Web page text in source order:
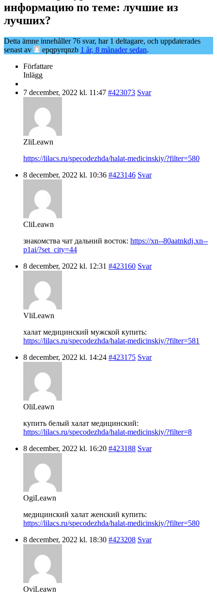
информацию по теме: лучшие из
лучших?
Detta ämne innehåller 76 svar, har 1 deltagare, och uppdaterades
senast av
epqpyrqnzb 1 år, 8 månader sedan.
Författare
Inlägg
7 december, 2022 kl. 11:47 #423073 Svar
ZliLeawn
https://lilacs.ru/specodezhda/halat-medicinskiy/?filter=580
8 december, 2022 kl. 10:36 #423146 Svar
CliLeawn
знакомства чат дальний восток: https://xn--80aatnkdj.xn--
p1ai/?set_city=44
8 december, 2022 kl. 12:31 #423160 Svar
VliLeawn
халат медицинский мужской купить:
https://lilacs.ru/specodezhda/halat-medicinskiy/?filter=581
8 december, 2022 kl. 14:24 #423175 Svar
OliLeawn
купить белый халат медицинский:
https://lilacs.ru/specodezhda/halat-medicinskiy/?filter=8
8 december, 2022 kl. 16:20 #423188 Svar
OgiLeawn
медицинский халат женский купить:
https://lilacs.ru/specodezhda/halat-medicinskiy/?filter=580
8 december, 2022 kl. 18:30 #423208 Svar
OviLeawn